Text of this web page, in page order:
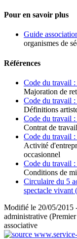
Pour en savoir plus
Guide
organismes de
Références
Code du travail
Majoration de
Code du travail
Définitions
Code du travail
Contrat de travail
Code du travail
Activité
occasionnel
Code du travail
Conditions de
Circulaire du 5
spectacle vivant
Modifié le 20/05/2015
administrative
associative